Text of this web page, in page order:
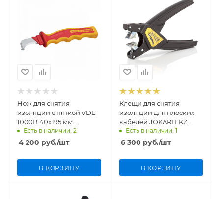
Нож для снятия
изоляции с пяткой VDE
1000В 40х195 мм
SoftGripp NWS 2043K
Есть в наличии: 2
4 200 руб./шт
В КОРЗИНУ
Клещи для снятия
изоляции для плоских
кабелей JOKARI FKZ
20030
Есть в наличии: 1
6 300 руб./шт
В КОРЗИНУ